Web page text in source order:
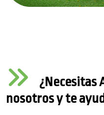
¿Necesitas
nosotros y te